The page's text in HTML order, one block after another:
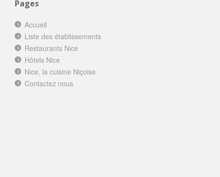
Pages
Accueil
Liste des établissements
Restaurants Nice
Hôtels Nice
Nice, la cuisine Niçoise
Contactez nous